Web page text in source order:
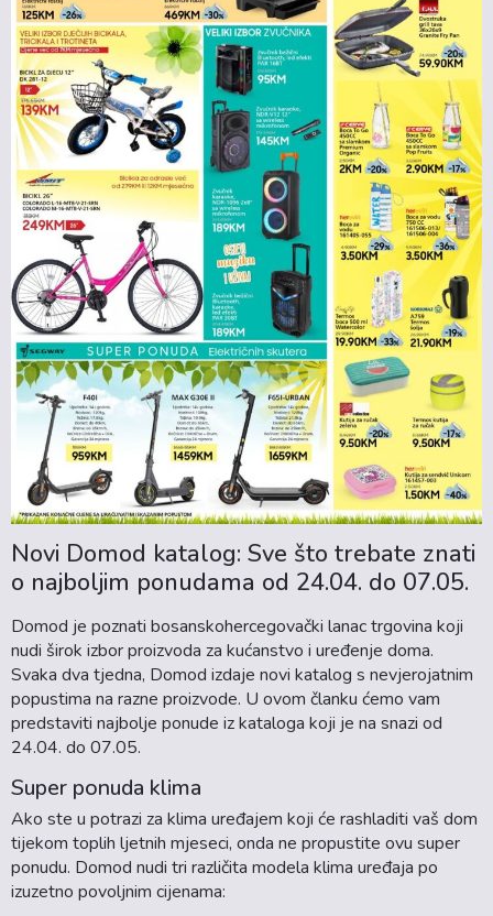
Novi Domod katalog: Sve što trebate znati
o najboljim ponudama od 24.04. do 07.05.
Domod je poznati bosanskohercegovački lanac trgovina koji
nudi širok izbor proizvoda za kućanstvo i uređenje doma.
Svaka dva tjedna, Domod izdaje novi katalog s nevjerojatnim
popustima na razne proizvode. U ovom članku ćemo vam
predstaviti najbolje ponude iz kataloga koji je na snazi od
24.04. do 07.05.
Super ponuda klima
Ako ste u potrazi za klima uređajem koji će rashladiti vaš dom
tijekom toplih ljetnih mjeseci, onda ne propustite ovu super
ponudu. Domod nudi tri različita modela klima uređaja po
izuzetno povoljnim cijenama: